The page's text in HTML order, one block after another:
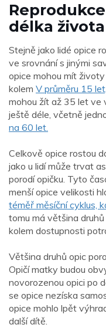
délka života
Stejně jako lidé opice
ve srovnání s jinými
opice mohou mít
kolem V průměru 15 let,
mohou žít až 35 let ve
ještě déle, včetně
na 60 let.
Celkově opice rostou
jako u lidí může trvat
porodí opičku. Tyto
menší opice velikosti
téměř měsíční cyklus,
tomu má většina
kolem dostupnosti
Většina druhů opic
Opičí matky budou
novorozenou opici po
se opice nezíska
opice mohlo lpět
další dítě.